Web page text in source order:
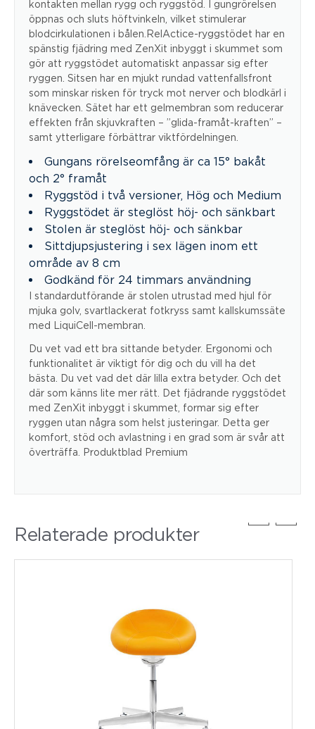
kontakten mellan rygg och ryggstöd. I gungrörelsen
öppnas och sluts höftvinkeln, vilket stimulerar
blodcirkulationen i bålen.RelActice-ryggstödet har en
spänstig fjädring med ZenXit inbyggt i skummet som
gör att ryggstödet automatiskt anpassar sig efter
ryggen. Sitsen har en mjukt rundad vattenfallsfront
som minskar risken för tryck mot nerver och blodkärl i
knävecken. Sätet har ett gelmembran som reducerar
effekten från skjuvkraften – ”glida-framåt-kraften” –
samt ytterligare förbättrar viktfördelningen.
Gungans rörelseomfång är ca 15° bakåt
och 2° framåt
Ryggstöd i två versioner, Hög och Medium
Ryggstödet är steglöst höj- och sänkbart
Stolen är steglöst höj- och sänkbar
Sittdjupsjustering i sex lägen inom ett
område av 8 cm
Godkänd för 24 timmars användning
I standardutförande är stolen utrustad med hjul för
mjuka golv, svartlackerat fotkryss samt kallskumssäte
med LiquiCell-membran.
Du vet vad ett bra sittande betyder. Ergonomi och
funktionalitet är viktigt för dig och du vill ha det
bästa. Du vet vad det där lilla extra betyder. Och det
där som känns lite mer rätt. Det fjädrande ryggstödet
med ZenXit inbyggt i skummet, formar sig efter
ryggen utan några som helst justeringar. Detta ger
komfort, stöd och avlastning i en grad som är svår att
överträffa. Produktblad Premium
Relaterade produkter